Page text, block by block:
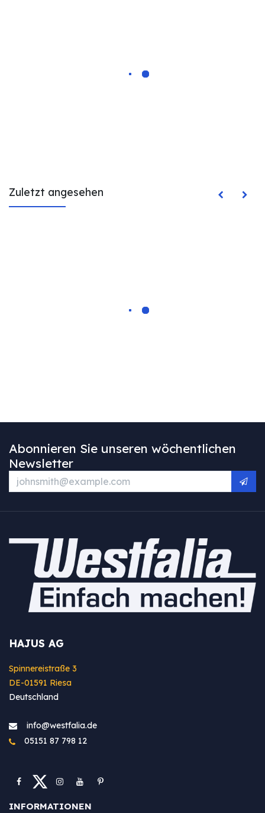
Zuletzt angesehen
Abonnieren Sie unseren wöchentlichen
Newsletter
HAJUS AG
Spinnereistraße 3
DE-01591 Riesa
Deutschland
info@westfa​lia.de
05151 87 798 12
INFORMATIONEN